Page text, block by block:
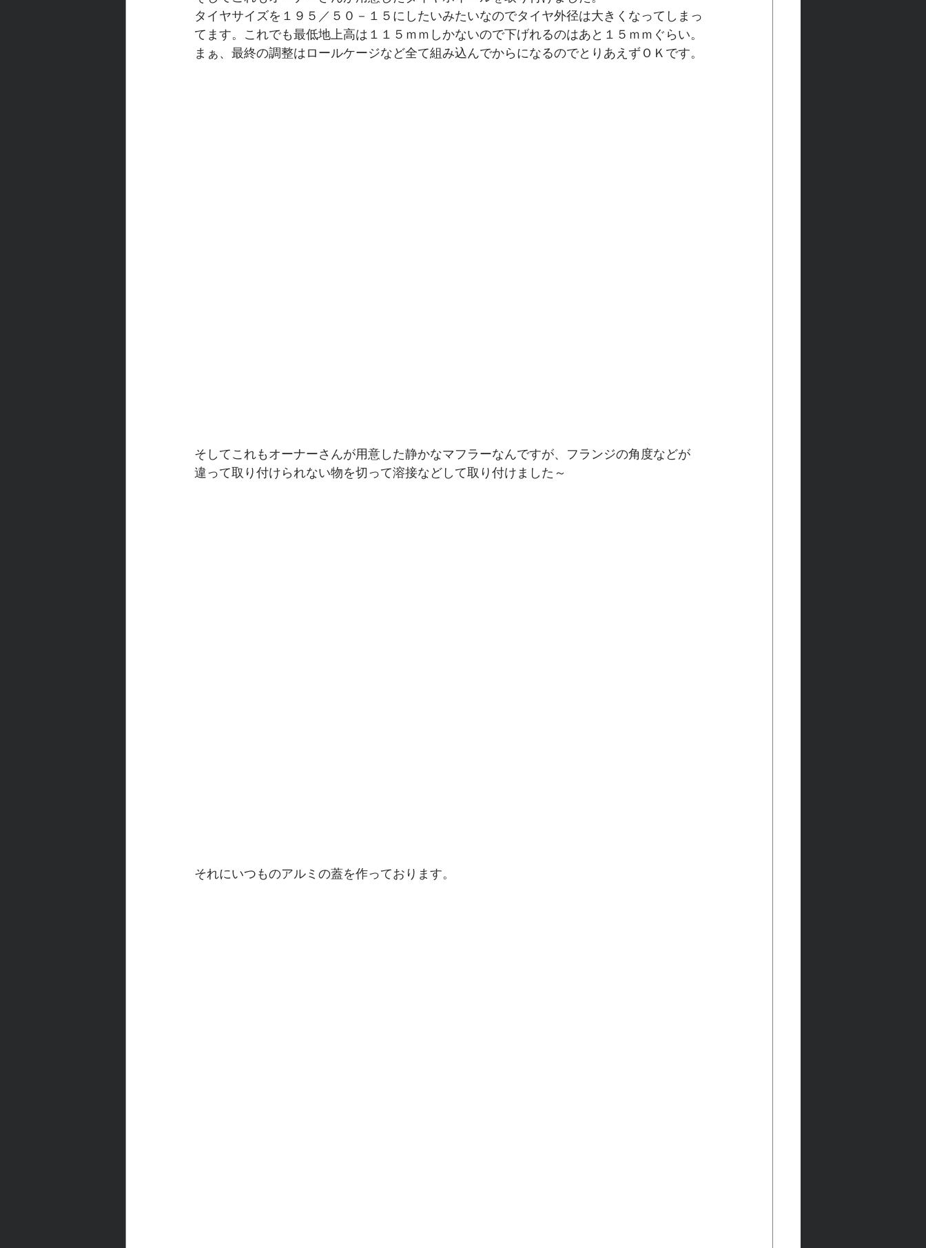
タイヤサイズを１９５／５０－１５にしたいみたいなのでタイヤ外径は大きくなってしまっ
てます。これでも最低地上高は１１５ｍｍしかないので下げれるのはあと１５ｍｍぐらい。
まぁ、最終の調整はロールケージなど全て組み込んでからになるのでとりあえずＯＫです。
そしてこれもオーナーさんが用意した静かなマフラーなんですが、フランジの角度などが
違って取り付けられない物を切って溶接などして取り付けました～
それにいつものアルミの蓋を作っております。